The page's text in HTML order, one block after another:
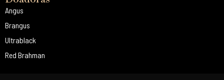
Angus
Brangus
Ultrablack
Red Brahman